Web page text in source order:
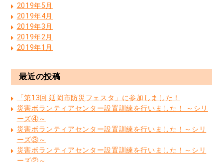
2019年5月
2019年4月
2019年3月
2019年2月
2019年1月
最近の投稿
「第13回 延岡市防災フェスタ」に参加しました！
災害ボランティアセンター設置訓練を行いました！ ～シリ
ーズ④～
災害ボランティアセンター設置訓練を行いました！～シリ
ーズ③～
災害ボランティアセンター設置訓練を行いました！～シリ